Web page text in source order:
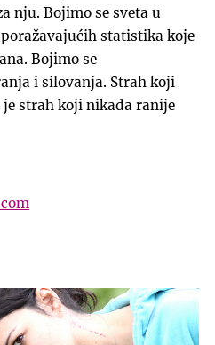
nju. Bojimo se sveta u
statistika koje
Bojimo se
i silovanja. Strah koji
je strah koji nikada ranije